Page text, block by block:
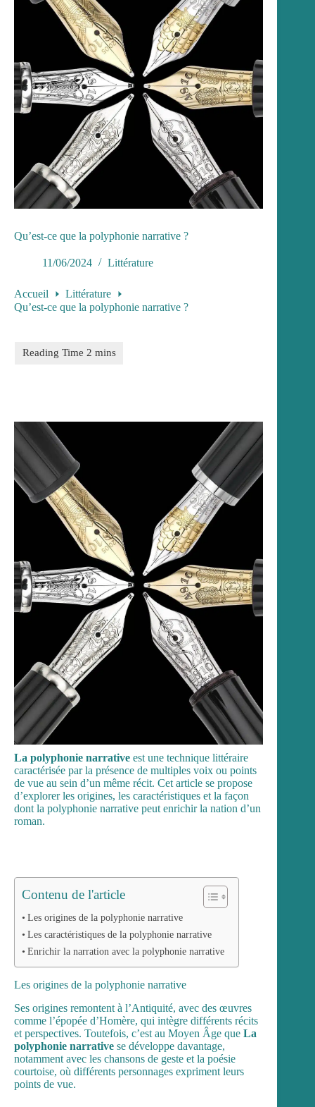
Qu’est-ce que la polyphonie narrative ?
11/06/2024 Littérature
Accueil
Littérature
Qu’est-ce que la polyphonie narrative ?
La polyphonie narrative est une technique littéraire
caractérisée par la présence de multiples voix ou points
de vue au sein d’un même récit. Cet article se propose
d’explorer les origines, les caractéristiques et la façon
dont la polyphonie narrative peut enrichir la nation d’un
roman.
Contenu de l'article
Les origines de la polyphonie narrative
Les caractéristiques de la polyphonie narrative
Enrichir la narration avec la polyphonie narrative
Les origines de la polyphonie narrative
Ses origines remontent à l’Antiquité, avec des œuvres
comme l’épopée d’Homère, qui intègre différents récits
et perspectives. Toutefois, c’est au Moyen Âge que La
polyphonie narrative se développe davantage,
notamment avec les chansons de geste et la poésie
courtoise, où différents personnages expriment leurs
points de vue.